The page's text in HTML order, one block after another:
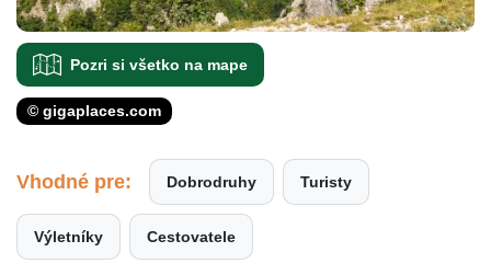
Pozri si všetko na mape
© gigaplaces.com
Vhodné pre: Dobrodruhy Turisty
Výletníky Cestovatele